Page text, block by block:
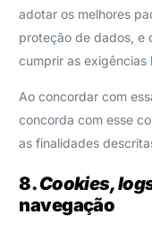
adotar os melhores
proteção de dados, e
cumprir as exigências
Ao concordar com
concorda com esse
as finalidades
8.Cookies,
navegação